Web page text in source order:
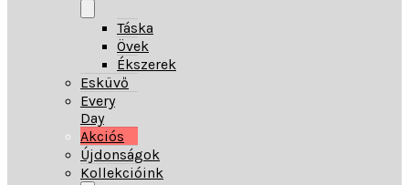
Táska
Övek
Ékszerek
Esküvő
Every
Day
Akciós
Újdonságok
Kollekcióink